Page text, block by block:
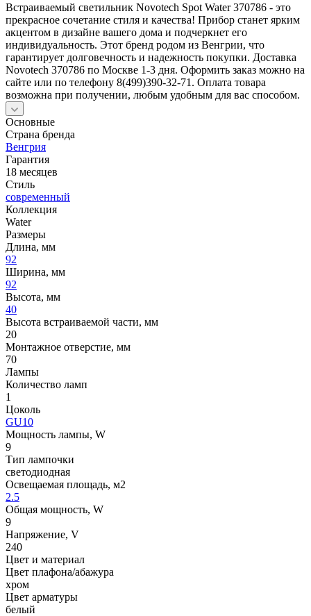
Встраиваемый светильник Novotech Spot Water 370786 - это
прекрасное сочетание стиля и качества! Прибор станет ярким
акцентом в дизайне вашего дома и подчеркнет его
индивидуальность. Этот бренд родом из Венгрии, что
гарантирует долговечность и надежность покупки. Доставка
Novotech 370786 по Москве 1-3 дня. Оформить заказ можно на
сайте или по телефону 8(499)390-32-71. Оплата товара
возможна при получении, любым удобным для вас способом.
Основные
Страна бренда
Венгрия
Гарантия
18 месяцев
Стиль
современный
Коллекция
Water
Размеры
Длина, мм
92
Ширина, мм
92
Высота, мм
40
Высота встраиваемой части, мм
20
Монтажное отверстие, мм
70
Лампы
Количество ламп
1
Цоколь
GU10
Мощность лампы, W
9
Тип лампочки
светодиодная
Освещаемая площадь, м2
2.5
Общая мощность, W
9
Напряжение, V
240
Цвет и материал
Цвет плафона/абажура
хром
Цвет арматуры
белый